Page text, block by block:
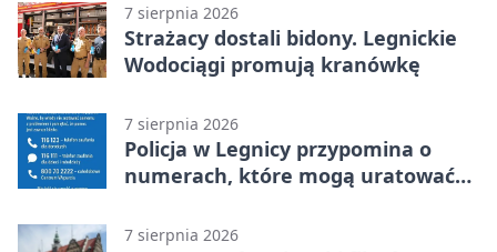
7 sierpnia 2026
Strażacy dostali bidony. Legnickie
Wodociągi promują kranówkę
7 sierpnia 2026
Policja w Legnicy przypomina o
numerach, które mogą uratować
7 sierpnia 2026